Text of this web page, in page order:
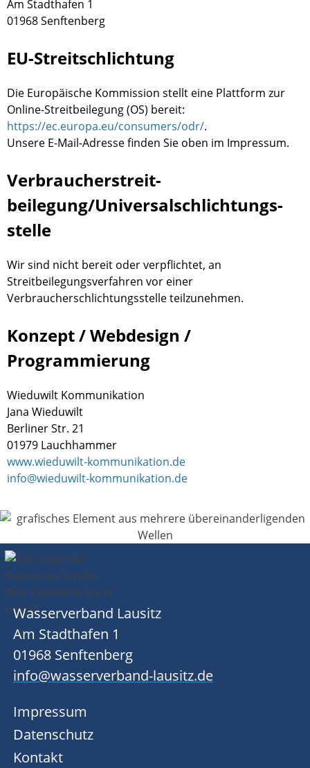
Am Stadthafen 1
01968 Senftenberg
EU-Streitschlichtung
Die Europäische Kommission stellt eine Plattform zur
Online-Streitbeilegung (OS) bereit:
https://ec.europa.eu/consumers/odr/.
Unsere E-Mail-Adresse finden Sie oben im Impressum.
Verbraucher­streit­
beilegung/Universal­schlichtungs­
stelle
Wir sind nicht bereit oder verpflichtet, an
Streitbeilegungsverfahren vor einer
Verbraucherschlichtungsstelle teilzunehmen.
Konzept / Webdesign /
Programmierung
Wieduwilt Kommunikation
Jana Wieduwilt
Berliner Str. 21
01979 Lauchhammer
www.wieduwilt-kommunikation.de
info@wieduwilt-kommunikation.de
Wasserverband Lausitz
Am Stadthafen 1
01968 Senftenberg
info@wasserverband-lausitz.de
Impressum
Datenschutz
Kontakt